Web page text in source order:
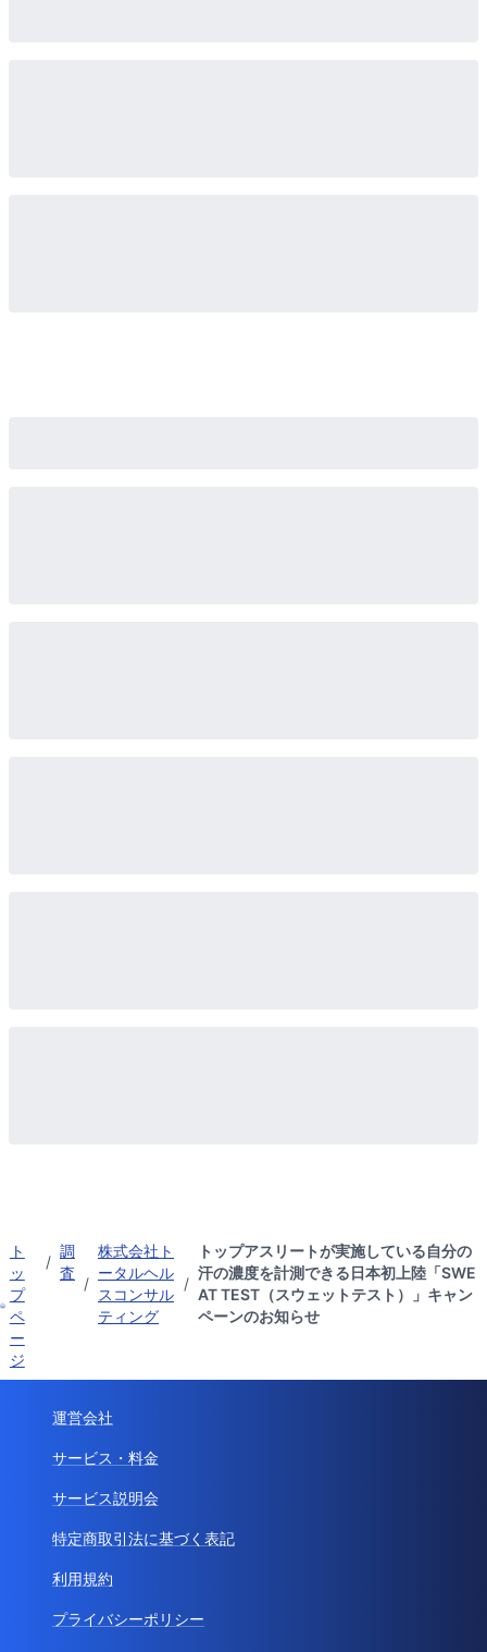
ト
ッ
プ
ペ
ー
ジ
/
調
査
/
株式会社ト
ータルヘル
スコンサル
ティング
/
トップアスリートが実施している自分の
汗の濃度を計測できる日本初上陸「SWE
AT TEST（スウェットテスト）」キャン
ペーンのお知らせ
運営会社
サービス・料金
サービス説明会
特定商取引法に基づく表記
利用規約
プライバシーポリシー